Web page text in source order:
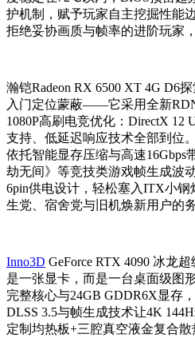
护机制，赋予玩家自主挖掘性能
拒绝妥协画质与帧率的进阶玩家
瀚铠Radeon RX 6500 XT 4G D6
入门定位蒙蔽——它采用全新
1080P高刷电竞优化：DirectX 12
支持、低延迟响应技术全部到位
依托智能显存压缩与高速16Gbps
劫无间》等竞技类游戏帧生成波
6pin供电设计，轻松塞入ITX小
生党、宿舍党与旧机焕新用户的
Inno3D GeForce RTX 4090 冰龙
是一张显卡，而是一台桌面级图
完整核心与24GB GDDR6X显存
DLSS 3.5与帧生成技术让4K
定制均热板+三腔真空液金复合